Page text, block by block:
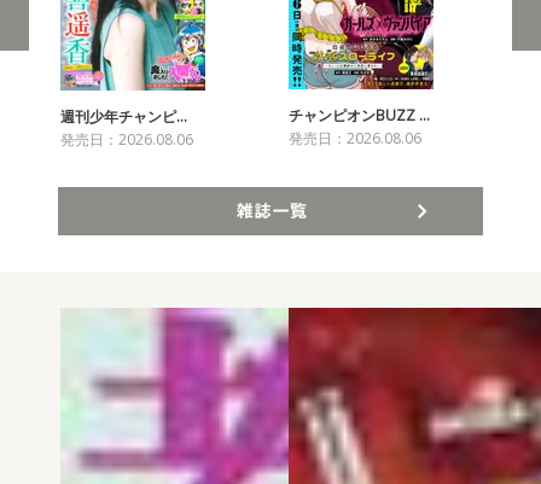
週刊少年チャンピ…
発売日：2026.08.06
チャンピオンBUZZ …
発売日：2026.08.06